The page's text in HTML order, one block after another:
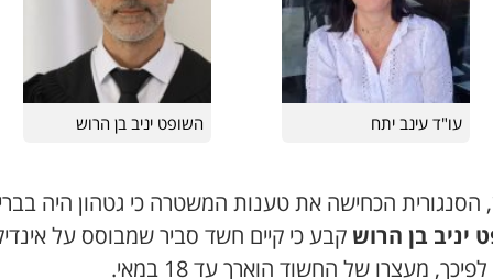
עו"ד עינב יתח השופט יניב בן הרוש
הסנגורית הכחישה את טענות המשטרה כי גטהון היה
יניב בן הרוש קבע כי קיים חשד סביר שמבוסס על
מעצרו של החשוד הוארך עד 18 במאי.